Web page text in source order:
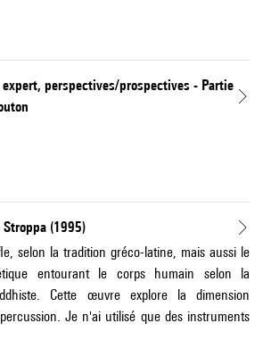
perspectives/prospectives - Partie
(1995)
selon la tradition gréco-latine, mais aussi le
entourant le corps humain selon la
Cette œuvre explore la dimension
Je n'ai utilisé que des instruments